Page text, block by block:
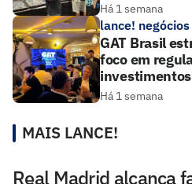
Há 1 semana
lance! negócios
GAT Brasil
foco em
investimentos
Há 1 semana
MAIS LANCE!
Real Madrid alcança